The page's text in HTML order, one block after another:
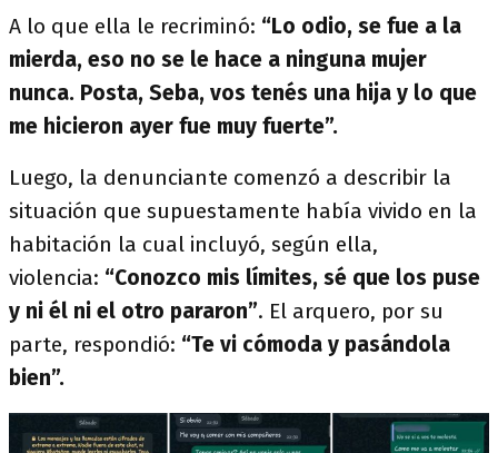
A lo que ella le recriminó: “Lo odio, se fue a la
mierda, eso no se le hace a ninguna mujer
nunca. Posta, Seba, vos tenés una hija y lo que
me hicieron ayer fue muy fuerte”.
Luego, la denunciante comenzó a describir la
situación que supuestamente había vivido en la
habitación la cual incluyó, según ella,
violencia: “Conozco mis límites, sé que los puse
y ni él ni el otro pararon”. El arquero, por su
parte, respondió: “Te vi cómoda y pasándola
bien”.